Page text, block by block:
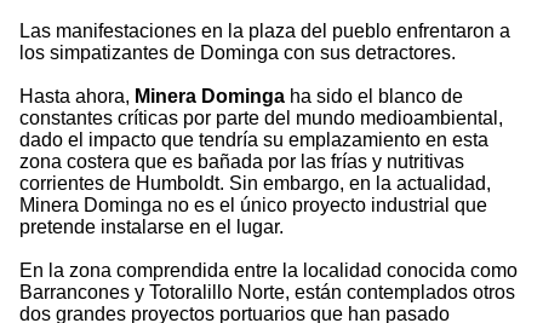
Las manifestaciones en la plaza del pueblo enfrentaron a
los simpatizantes de Dominga con sus detractores.
Hasta ahora, Minera Dominga ha sido el blanco de
constantes críticas por parte del mundo medioambiental,
dado el impacto que tendría su emplazamiento en esta
zona costera que es bañada por las frías y nutritivas
corrientes de Humboldt. Sin embargo, en la actualidad,
Minera Dominga no es el único proyecto industrial que
pretende instalarse en el lugar.
En la zona comprendida entre la localidad conocida como
Barrancones y Totoralillo Norte, están contemplados otros
dos grandes proyectos portuarios que han pasado